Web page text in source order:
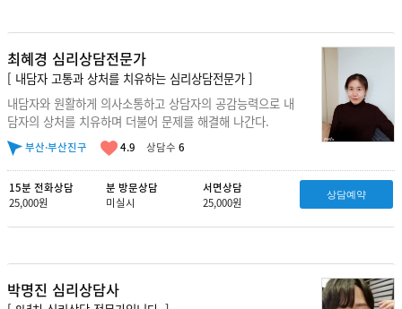
최혜경 심리상담전문가
[ 내담자 고통과 상처를 치유하는 심리상담전문가 ]
내담자와 원활하게 의사소통하고 상담자의 공감능력으로 내
담자의 상처를 치유하며 더불어 문제를 해결해 나간다.
부산·부산진구 4.9 상담수 6
15분 전화상담
25,000원
분 방문상담
미실시
서면상담
25,000원
상담예약
박명진 심리상담사